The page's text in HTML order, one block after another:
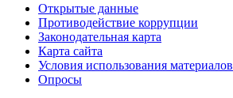
Открытые данные
Противодействие коррупции
Законодательная карта
Карта сайта
Условия использования материалов
Опросы